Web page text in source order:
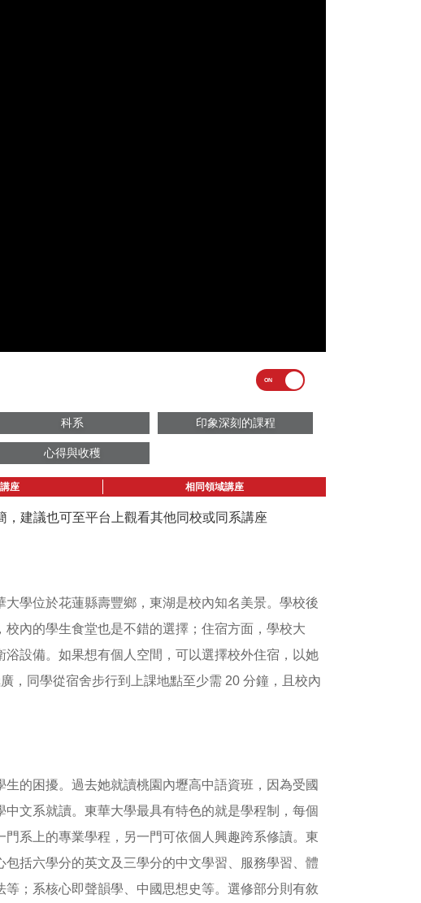
科系 印象深刻的課程
心得與收穫
座 相同領域講座
建議也可至平台上觀看其他同校或同系講座
學位於花蓮縣壽豐鄉，東湖是校內知名美景。學校後
內的學生食堂也是不錯的選擇；住宿方面，學校大
設備。如果想有個人空間，可以選擇校外住宿，以她
，同學從宿舍步行到上課地點至少需 20 分鐘，且校內
的困擾。過去她就讀桃園內壢高中語資班，因為受國
文系就讀。東華大學最具有特色的就是學程制，每個
系上的專業學程，另一門可依個人興趣跨系修讀。東
括六學分的英文及三學分的中文學習、服務學習、體
；系核心即聲韻學、中國思想史等。選修部分則有敘